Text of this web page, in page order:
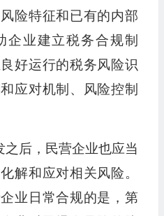
险特征和已有的内部
企业建立税务合规制
好运行的税务风险识
应对机制、风险控制
之后，民营企业也应当
解和应对相关风险。
业日常合规的是，第